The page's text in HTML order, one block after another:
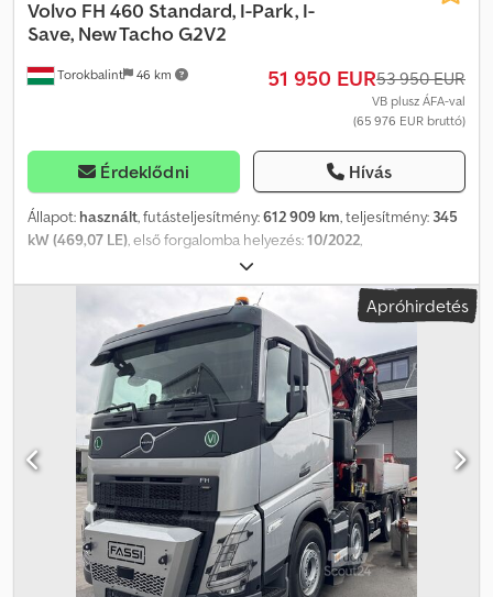
Torokbalint 46 km
Volvo FH 460 Standard, I-Park, I-
Save, New Tacho G2V2
51 950 EUR53 950 EUR
VB plusz ÁFA-val
(65 976 EUR bruttó)
Érdeklődni Hívás
Állapot: használt, futásteljesítmény:612 909 km, teljesítmény: 345
kW (469,07 LE), első forgalomba helyezés:10/2022,
, tengelyelrendezés:
szín:fehér, vezetőfülke:alvófülke, hajtástípus:automata,
Euro 6, Gyártási év: , Felszereltség:ABS,
AdBlue, EBS (Elektronikus fékrendszer), elektromos
ablakemelő, hűtőszekrény, ködlámpák, központi zár,
légkondicionálás, légterelő, légzsák, második
üzemanyagtartály, tempomat, = További opciók és tartozékok =
Dedezgt H Uspfx Am Aock - Tetőspoiler - Klímaberendezés -
Rádió/CD lejátszó - Tolótető - Alvófülke - Oldalszoknyák -
Napellenző lap = Megjegyzések = Volvo FH460 Standard 2022 10-
2022 Fehér YV2RTY0A4PB401478 612 909 km I-Park, I-Save, új
G2V2 tachográf = További információk = Első tengely:
kormányzott Motortérfogat: 12 777 ccm Saját tömeg: 8 036 kg
Terhelhetőség: 9 964 kg Megengedett össztömeg (zGG): 18 000
kg Műszaki vizsga (APK): érvényes 2026/10-ig
Apróhirdetés